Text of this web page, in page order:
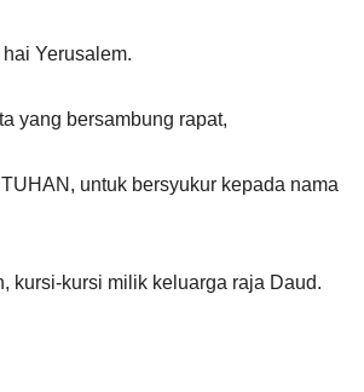
Yerusalem.
yang bersambung rapat,
untuk bersyukur kepada nama
kursi-kursi milik keluarga raja Daud.